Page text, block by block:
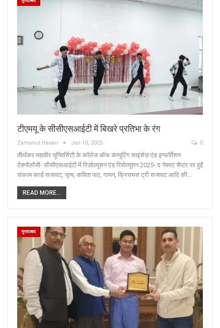
टीएमयू के सीसीएसआईटी में बिखरे प्रतिभा के रंग
Zamanul Hasan Jan 10, 2025 0
तीर्थंकर महावीर यूनिवर्सिटी के कॉलेज ऑफ कंप्यूटिंग साइंसेज़ एंड इन्फॉर्मेशन
टेक्नॉलॉजी- सीसीएसआईटी में रिज़ोल्यूशन एंड रिवोल्यूशन 2025- द नेक्स्ट चैप्टर पर हुईं
संकल्प कार्ड सजावट, नृत्य, कविता पाठ, गायन, क्रिसमस ट्री सजावट आदि की…
READ MORE...
मुरादाबाद